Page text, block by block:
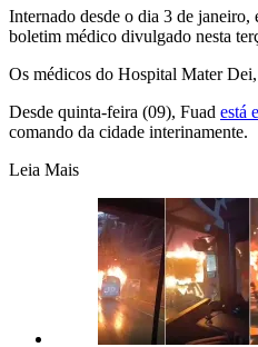
Internado desde o dia 3 de
boletim médico divulgado nesta
Os médicos do Hospital Mater
Desde quinta-feira (09), Fuad está
comando da cidade interinamente.
Leia Mais